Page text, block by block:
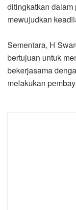
ditingkatkan
mewujudkan
Sementara, H
bertujuan untuk
bekerjasama
melakukan